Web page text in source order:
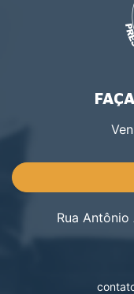
Rua